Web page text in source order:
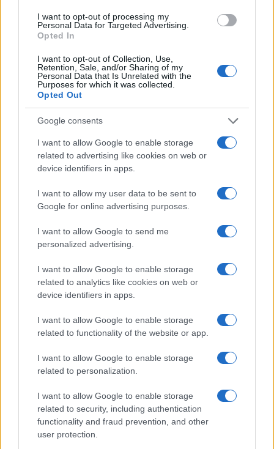
I want to opt-out of processing my
Personal Data for Targeted Advertising.
Opted In
I want to opt-out of Collection, Use,
Retention, Sale, and/or Sharing of my
Personal Data that Is Unrelated with the
Purposes for which it was collected.
Opted Out
Google consents
I want to allow Google to enable storage
related to advertising like cookies on web or
device identifiers in apps.
I want to allow my user data to be sent to
Google for online advertising purposes.
I want to allow Google to send me
personalized advertising.
I want to allow Google to enable storage
related to analytics like cookies on web or
device identifiers in apps.
I want to allow Google to enable storage
related to functionality of the website or app.
I want to allow Google to enable storage
related to personalization.
I want to allow Google to enable storage
related to security, including authentication
functionality and fraud prevention, and other
user protection.
Condividi l'articolo
F
a
ce
b
o
o
k
T
w
it
te
r
Pi
n
re
st
W
h
A
p
p
S
h
Prossimo articolo
NOTIZIE RECENTI
Calangianus, dopo le polemiche il centro
esplode la protesta
soluzione ideale per la casa e l’ufficio
Monte Pino, la fine di un lungo dolore: storia e
rinascita della strada che segnò la Gallura
Raid nelle campagne di Berchidda, rischio per
la rete elettrica